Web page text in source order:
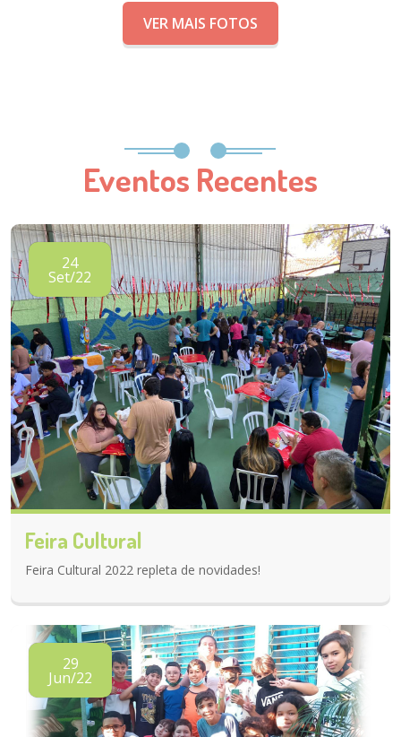
VER MAIS FOTOS
Eventos Recentes
24
Set/22
Feira Cultural
Feira Cultural 2022 repleta de novidades!
29
Jun/22